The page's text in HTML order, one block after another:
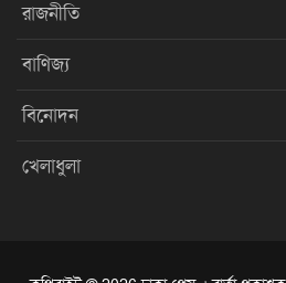
রাজনীতি
বাণিজ্য
বিনোদন
খেলাধুলা